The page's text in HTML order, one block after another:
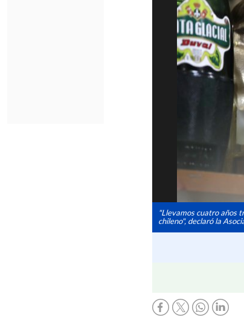
"Llevamos cuatro años
chileno", declaró la